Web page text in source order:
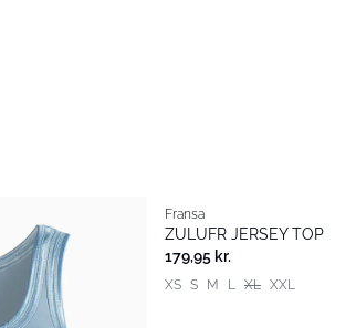
Basic
Fransa
ZULUFR JERSEY TOP
179,95 kr.
XS S M L XL XXL